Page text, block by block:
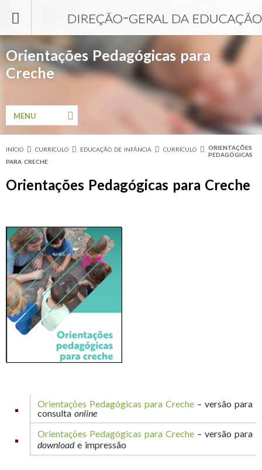
Orientações Pedagógicas para
Creche
Está aqui
INÍCIO CURRÍCULO EDUCAÇÃO DE INFÂNCIA CURRÍCULO
ORIENTAÇÕES
PEDAGÓGICAS
PARA CRECHE
Orientações Pedagógicas para Creche
Orientações Pedagógicas para Creche – versão para
consulta online
Orientações Pedagógicas para Creche – versão para
download e impressão
MENU